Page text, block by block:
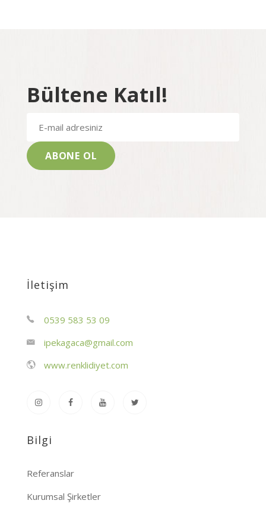
Bültene Katıl!
İletişim
0539 583 53 09
ipekagaca@gmail.com
www.renklidiyet.com
Bilgi
Referanslar
Kurumsal Şirketler